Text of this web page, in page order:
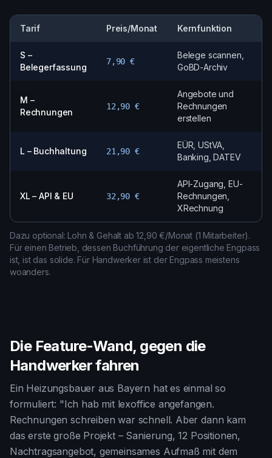
Tarif Preis/Monat Kernfunktion
S –
Belegerfassung
7,90 €
Belege scannen,
GoBD-Archiv
M –
Rechnungen
12,90 €
Angebote und
Rechnungen
erstellen
L – Buchhaltung 21,90 €
EÜR, UStVA,
Banking, DATEV
XL – API & EU 32,90 €
API-Zugang, EU-
Rechnungen,
XRechnung
Dazu optional: Lohn & Gehalt ab 12,90 €/Monat (1 Mitarbeiter).
Für einen Betrieb, dessen Buchführung der eigentliche Engpass
ist, ist das solide. Für Handwerker ist der Engpass meistens
woanders.
Die Feature-Wand, gegen die
Handwerker fahren
Ein Heizungsbauer aus Bayern hat es einmal so
formuliert: "Ich hab mit lexoffice angefangen.
Rechnungen schreiben war schnell. Aber dann kam
das erste große Projekt – Sanierung, 12 Positionen,
Nachtragsangebot, gemeinsames Aufmaß mit dem